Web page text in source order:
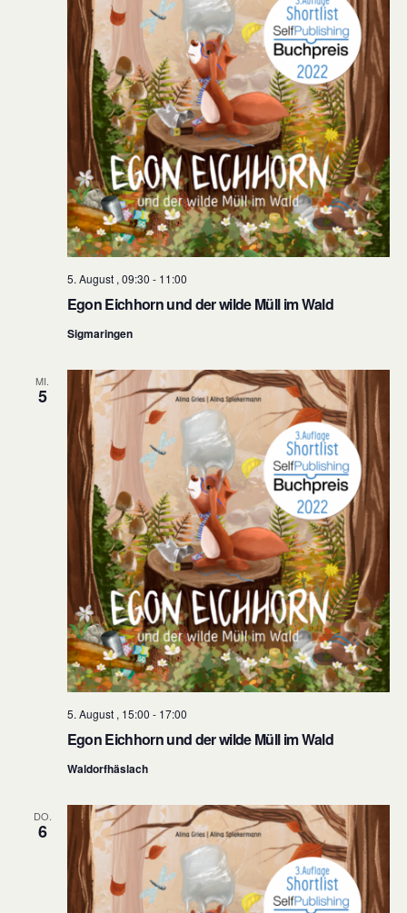
Egon Eichhorn und der wilde Müll im Wald
5. August , 09:30 - 11:00
Sigmaringen
MI.
5
Egon Eichhorn und der wilde Müll im Wald
5. August , 15:00 - 17:00
Waldorfhäslach
DO.
6